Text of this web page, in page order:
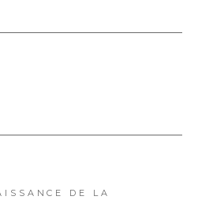
DE LA